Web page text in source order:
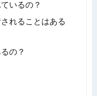
いるの？
れることはある
の？